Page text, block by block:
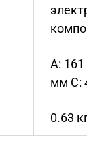
A:
мм C:
0.63